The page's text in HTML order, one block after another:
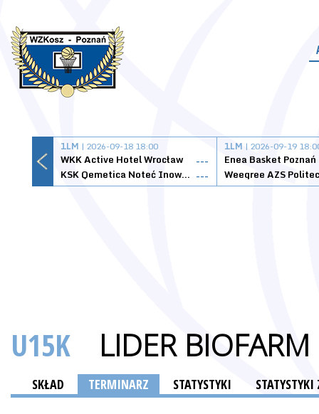
1LM | 2026-09-18 18:00
WKK Active Hotel Wrocław
---
KSK Qemetica Noteć Inowrocław ---
1LM | 2026-09-19
Enea Basket Poznań
U15K LIDER
SKŁAD TERMINARZ STATYSTYKI